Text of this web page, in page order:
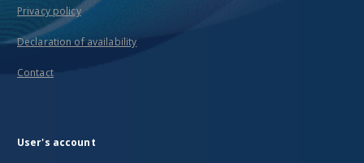
Privacy policy
Declaration of availability
Contact
User's account